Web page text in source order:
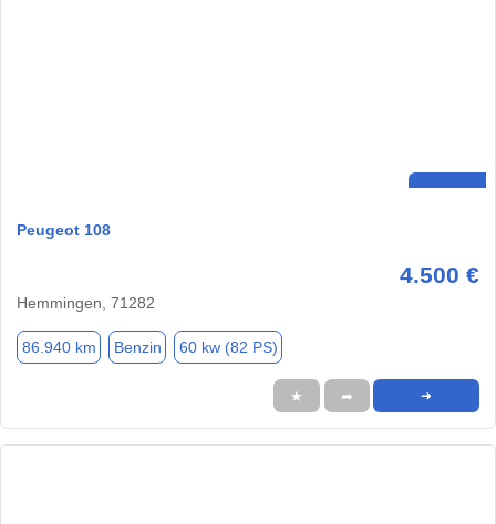
Peugeot 108
4.500 €
Hemmingen, 71282
86.940 km Benzin 60 kw (82 PS)
★ ➦ ➜